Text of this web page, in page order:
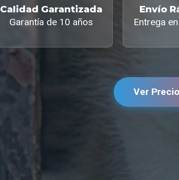
Calidad Garantizada
Garantía de 10 años
Envío
Entrega
Ver